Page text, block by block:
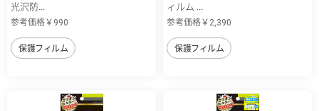
光沢防...
参考価格￥990
保護フィルム
ィルム ...
参考価格￥2,390
保護フィルム